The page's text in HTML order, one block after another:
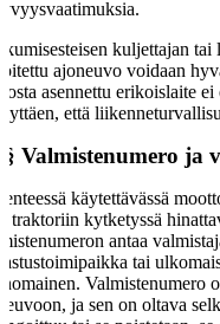
kuljettajan tai
ajoneuvo voidaan
asennettu erikoislaite ei
että
Valmistenumero ja
käytettävässä
traktoriin kytketyssä
antaa
tai
Valmistenumero
ja sen on oltava